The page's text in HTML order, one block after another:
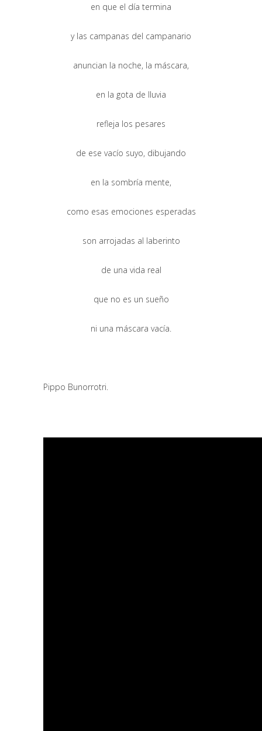
en que el día termina
y las campanas del campanario
anuncian la noche, la máscara,
en la gota de lluvia
refleja los pesares
de ese vacío suyo, dibujando
en la sombría mente,
como esas emociones esperadas
son arrojadas al laberinto
de una vida real
que no es un sueño
ni una máscara vacía.
Pippo Bunorrotri.